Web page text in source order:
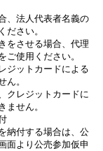
、法人代表者名義の
ださい。
をさせる場合、代理
ご使用ください。
ジットカードによる
ん。
クレジットカードに
ません。
納付する場合は、公
面より公売参加仮申